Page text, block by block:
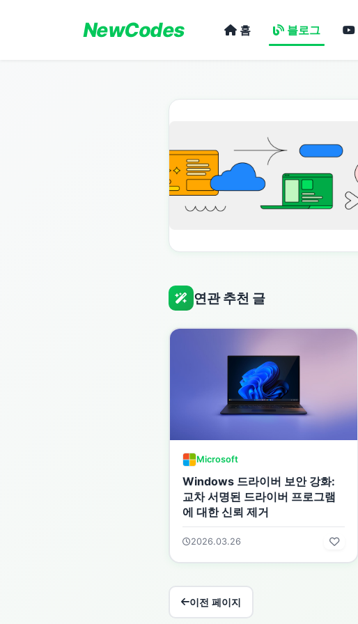
NewCodes 홈 블로그
연관 추천 글
Microsoft
Windows 드라이버 보안 강화:
교차 서명된 드라이버 프로그램
에 대한 신뢰 제거
2026.03.26
이전 페이지